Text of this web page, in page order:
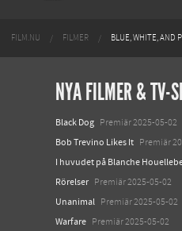
FILM.NU FILMER BLUE, WHITE, AND
NYA FILMER & TV-
Black Dog Premiär 2025-05-02
Bob Trevino Likes It Premiär
I huvudet på Blanche
Rörelser Premiär 2025-05-02
Unanimal Premiär 2025-05-02
Warfare Premiär 2025-05-02